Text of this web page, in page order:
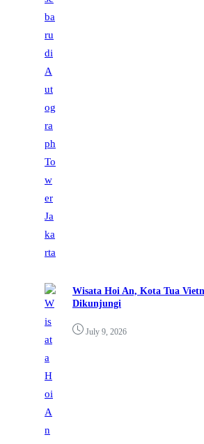
Wisata Hoi An, Kota Tua
Dikunjungi
July 9, 2026